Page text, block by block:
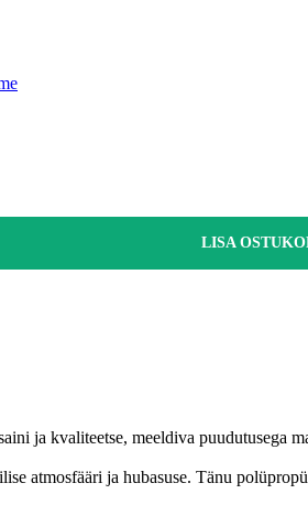
LISA
ja kvaliteetse, meeldiva puudutusega
atmosfääri ja hubasuse. Tänu